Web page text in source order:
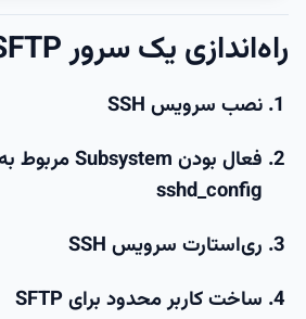
راه‌اندازی یک سرور SFTP ساده
نصب سرویس SSH
sshd_config
ری‌استارت سرویس SSH
ساخت کاربر محدود برای SFTP